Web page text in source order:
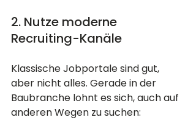
2. Nutze moderne
Recruiting-Kanäle
Klassische Jobportale sind gut,
aber nicht alles. Gerade in der
Baubranche lohnt es sich, auch auf
anderen Wegen zu suchen: